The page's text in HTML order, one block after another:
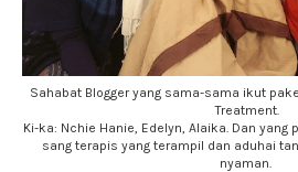
Sahabat Blogger yang sama-sama ikut
Treatment.
Ki-ka: Nchie Hanie, Edelyn, Alaika. Dan yang
sang terapis yang terampil dan aduhai
nyaman.